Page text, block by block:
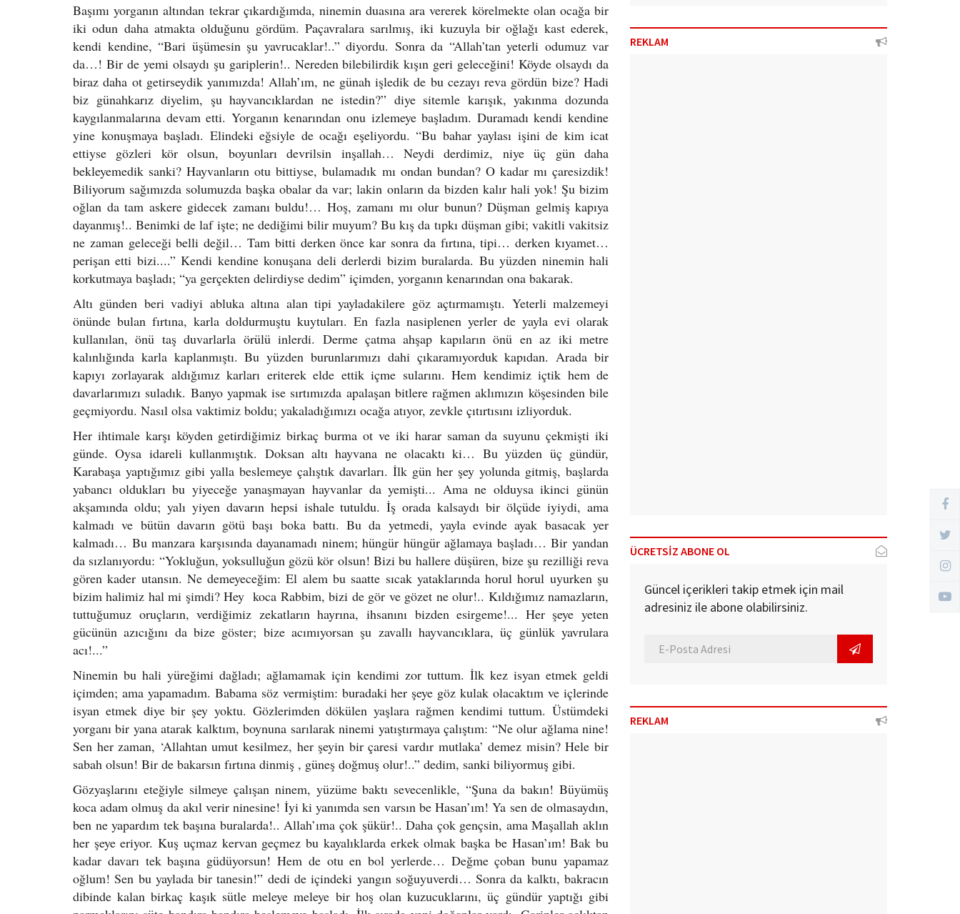
Başımı yorganın altından tekrar çıkardığımda, ninemin duasına ara vererek körelmekte olan ocağa bir
iki odun daha atmakta olduğunu gördüm. Paçavralara sarılmış, iki kuzuyla bir oğlağı kast ederek,
kendi kendine, “Bari üşümesin şu yavrucaklar!..” diyordu. Sonra da “Allah’tan yeterli odumuz var
da…! Bir de yemi olsaydı şu gariplerin!.. Nereden bilebilirdik kışın geri geleceğini! Köyde olsaydı da
biraz daha ot getirseydik yanımızda! Allah’ım, ne günah işledik de bu cezayı reva gördün bize? Hadi
biz günahkarız diyelim, şu hayvancıklardan ne istedin?” diye sitemle karışık, yakınma dozunda
kaygılanmalarına devam etti. Yorganın kenarından onu izlemeye başladım. Duramadı kendi kendine
yine konuşmaya başladı. Elindeki eğsiyle de ocağı eşeliyordu. “Bu bahar yaylası işini de kim icat
ettiyse gözleri kör olsun, boyunları devrilsin inşallah… Neydi derdimiz, niye üç gün daha
bekleyemedik sanki? Hayvanların otu bittiyse, bulamadık mı ondan bundan? O kadar mı çaresizdik!
Biliyorum sağımızda solumuzda başka obalar da var; lakin onların da bizden kalır hali yok! Şu bizim
oğlan da tam askere gidecek zamanı buldu!… Hoş, zamanı mı olur bunun? Düşman gelmiş kapıya
dayanmış!.. Benimki de laf işte; ne dediğimi bilir muyum? Bu kış da tıpkı düşman gibi; vakitli vakitsiz
ne zaman geleceği belli değil… Tam bitti derken önce kar sonra da fırtına, tipi… derken kıyamet…
perişan etti bizi....” Kendi kendine konuşana deli derlerdi bizim buralarda. Bu yüzden ninemin hali
korkutmaya başladı; “ya gerçekten delirdiyse dedim” içimden, yorganın kenarından ona bakarak.
Altı günden beri vadiyi abluka altına alan tipi yayladakilere göz açtırmamıştı. Yeterli malzemeyi
önünde bulan fırtına, karla doldurmuştu kuytuları. En fazla nasiplenen yerler de yayla evi olarak
kullanılan, önü taş duvarlarla örülü inlerdi. Derme çatma ahşap kapıların önü en az iki metre
kalınlığında karla kaplanmıştı. Bu yüzden burunlarımızı dahi çıkaramıyorduk kapıdan. Arada bir
kapıyı zorlayarak aldığımız karları eriterek elde ettik içme sularını. Hem kendimiz içtik hem de
davarlarımızı suladık. Banyo yapmak ise sırtımızda apalaşan bitlere rağmen aklımızın köşesinden bile
geçmiyordu. Nasıl olsa vaktimiz boldu; yakaladığımızı ocağa atıyor, zevkle çıtırtısını izliyorduk.
Her ihtimale karşı köyden getirdiğimiz birkaç burma ot ve iki harar saman da suyunu çekmişti iki
günde. Oysa idareli kullanmıştık. Doksan altı hayvana ne olacaktı ki… Bu yüzden üç gündür,
Karabaşa yaptığımız gibi yalla beslemeye çalıştık davarları. İlk gün her şey yolunda gitmiş, başlarda
yabancı oldukları bu yiyeceğe yanaşmayan hayvanlar da yemişti... Ama ne olduysa ikinci günün
akşamında oldu; yalı yiyen davarın hepsi ishale tutuldu. İş orada kalsaydı bir ölçüde iyiydi, ama
kalmadı ve bütün davarın götü başı boka battı. Bu da yetmedi, yayla evinde ayak basacak yer
kalmadı… Bu manzara karşısında dayanamadı ninem; hüngür hüngür ağlamaya başladı… Bir yandan
da sızlanıyordu: “Yokluğun, yoksulluğun gözü kör olsun! Bizi bu hallere düşüren, bize şu rezilliği reva
gören kader utansın. Ne demeyeceğim: El alem bu saatte sıcak yataklarında horul horul uyurken şu
bizim halimiz hal mi şimdi? Hey koca Rabbim, bizi de gör ve gözet ne olur!.. Kıldığımız namazların,
tuttuğumuz oruçların, verdiğimiz zekatların hayrına, ihsanını bizden esirgeme!... Her şeye yeten
gücünün azıcığını da bize göster; bize acımıyorsan şu zavallı hayvancıklara, üç günlük yavrulara
acı!...”
Ninemin bu hali yüreğimi dağladı; ağlamamak için kendimi zor tuttum. İlk kez isyan etmek geldi
içimden; ama yapamadım. Babama söz vermiştim: buradaki her şeye göz kulak olacaktım ve içlerinde
isyan etmek diye bir şey yoktu. Gözlerimden dökülen yaşlara rağmen kendimi tuttum. Üstümdeki
yorganı bir yana atarak kalktım, boynuna sarılarak ninemi yatıştırmaya çalıştım: “Ne olur ağlama nine!
Sen her zaman, ‘Allahtan umut kesilmez, her şeyin bir çaresi vardır mutlaka’ demez misin? Hele bir
sabah olsun! Bir de bakarsın fırtına dinmiş , güneş doğmuş olur!..” dedim, sanki biliyormuş gibi.
Gözyaşlarını eteğiyle silmeye çalışan ninem, yüzüme baktı sevecenlikle, “Şuna da bakın! Büyümüş
koca adam olmuş da akıl verir ninesine! İyi ki yanımda sen varsın be Hasan’ım! Ya sen de olmasaydın,
ben ne yapardım tek başına buralarda!.. Allah’ıma çok şükür!.. Daha çok gençsin, ama Maşallah aklın
her şeye eriyor. Kuş uçmaz kervan geçmez bu kayalıklarda erkek olmak başka be Hasan’ım! Bak bu
kadar davarı tek başına güdüyorsun! Hem de otu en bol yerlerde… Değme çoban bunu yapamaz
oğlum! Sen bu yaylada bir tanesin!” dedi de içindeki yangın soğuyuverdi… Sonra da kalktı, bakracın
dibinde kalan birkaç kaşık sütle meleye meleye bir hoş olan kuzucuklarını, üç gündür yaptığı gibi
REKLAM
ÜCRETSİZ ABONE OL
Güncel içerikleri takip etmek için mail
adresiniz ile abone olabilirsiniz.
REKLAM